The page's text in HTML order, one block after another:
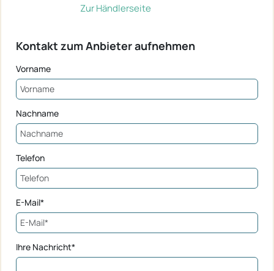
Zur Händlerseite
Kontakt zum Anbieter aufnehmen
Vorname
Nachname
Telefon
E-Mail*
Ihre Nachricht*